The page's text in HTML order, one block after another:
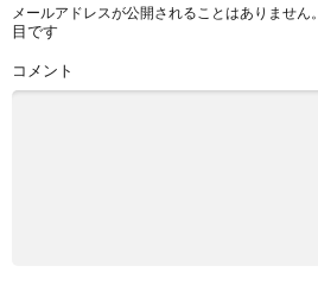
メールアドレスが公開されることはありません。
目です
コメント